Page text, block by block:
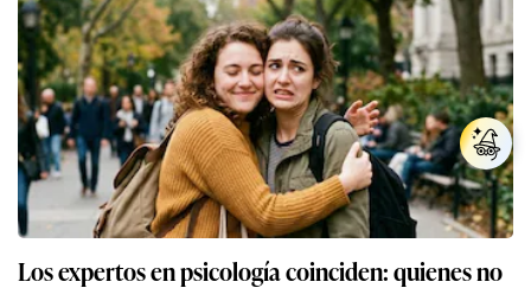
Los expertos en psicología coinciden: quienes no